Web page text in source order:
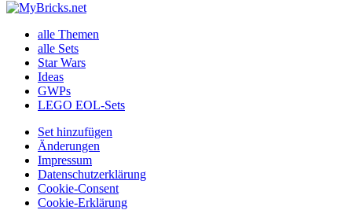
alle Themen
alle Sets
Star Wars
Ideas
GWPs
LEGO EOL-Sets
Set hinzufügen
Änderungen
Impressum
Datenschutzerklärung
Cookie-Consent
Cookie-Erklärung